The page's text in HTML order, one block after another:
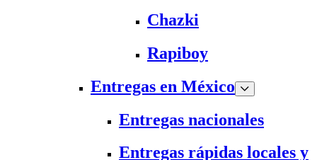
Chazki
Rapiboy
Entregas en México
Entregas nacionales
Entregas rápidas locales y